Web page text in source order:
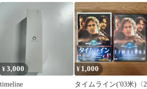
レッド 油性ボールペン
高級感
¥3,000
timeline
¥ 1,000
タイムライン('03米)〈2